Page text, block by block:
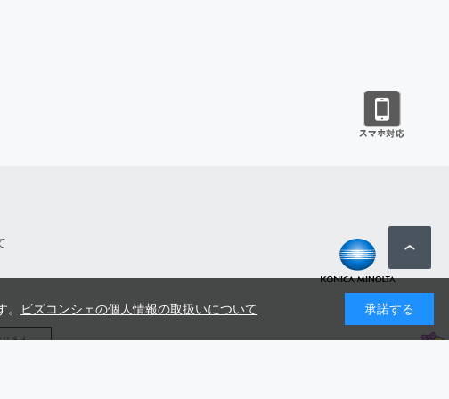
ます
ビズコンシェの個人情報の取扱いについて 承諾する